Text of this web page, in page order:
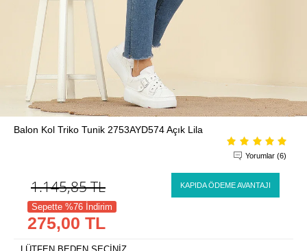
Balon Kol Triko Tunik 2753AYD574 Açık Lila
Yorumlar (6)
1.145,85TL KAPIDA ÖDEME AVANTAJI
Sepette %76 İndirim
275,00 TL